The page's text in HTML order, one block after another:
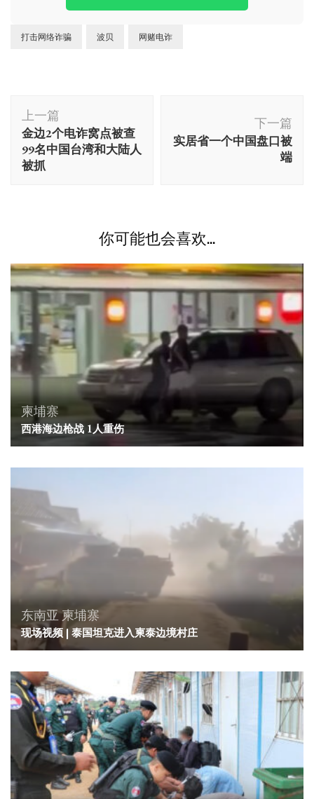
打击网络诈骗 波贝 网赌电诈
博
文
导
航
上一篇
金边2个电诈窝点被查
99名中国台湾和大陆人
被抓
下一篇
实居省一个中国盘口被
端
你可能也会喜欢...
柬埔寨
西港海边枪战 1人重伤
东南亚柬埔寨
现场视频 | 泰国坦克进入柬泰边境村庄